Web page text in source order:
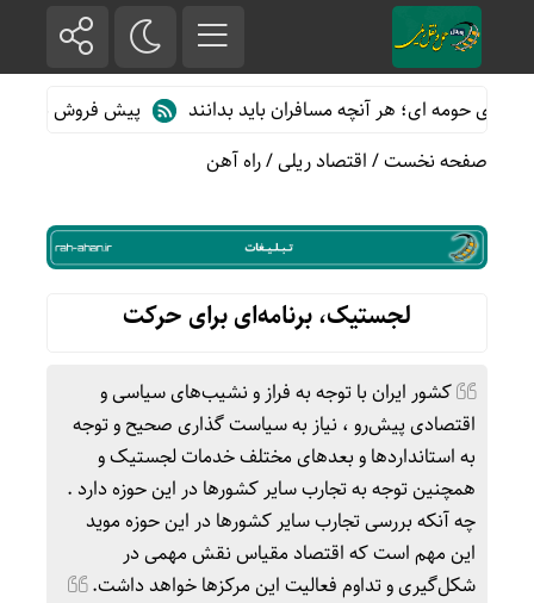
ای؛ هر آنچه مسافران باید بدانند
پیش فروش بلیت قطارهای
صفحه نخست/اقتصاد ریلی/راه آهن
لجستیک، برنامه‌ای برای حرکت
کشور ایران با توجه به فراز و نشیب‌های سیاسی و
اقتصادی پیش‌رو ، نیاز به سیاست گذاری صحیح و توجه
به استانداردها و بعدهای مختلف خدمات لجستیک و
همچنین توجه به تجارب سایر کشورها در این حوزه دارد .
چه آنکه بررسی تجارب سایر کشورها در این حوزه موید
این مهم است که اقتصاد مقیاس نقش مهمی در
شکل‌گیری و تداوم فعالیت این مرکزها خواهد داشت.